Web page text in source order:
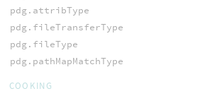
pdg.attribType
pdg.fileTransferType
pdg.fileType
pdg.pathMapMatchType
COOKING